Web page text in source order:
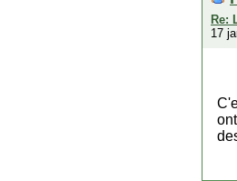
Re:
17